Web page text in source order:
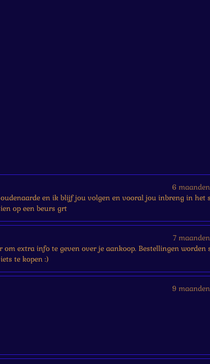
6
en ik blijf jou volgen en vooral jou inbreng in het
op een beurs grt
7
extra info te geven over je aankoop. Bestellingen worden
te kopen :)
9